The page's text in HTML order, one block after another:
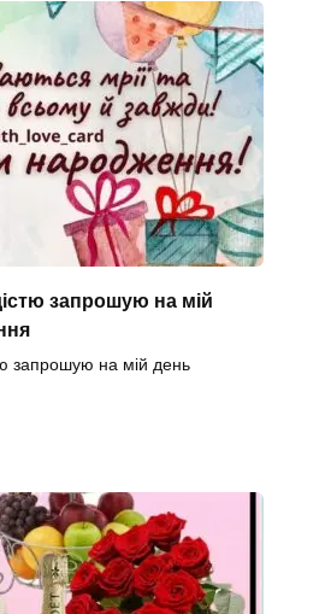
запрошую на мій
запрошую на мій день